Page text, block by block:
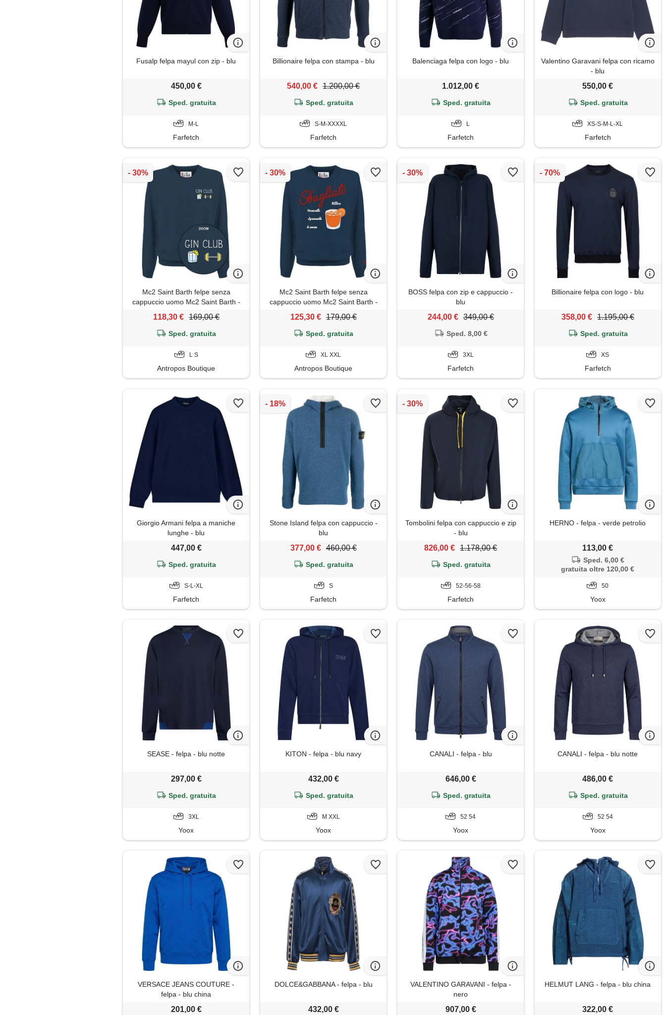
Fusalp felpa mayul con zip - blu
450,00 €
Sped. gratuita
M-L
Farfetch
Billionaire felpa con stampa - blu
540,00 € 1.200,00 €
Sped. gratuita
S-M-XXXXL
Farfetch
Balenciaga felpa con logo - blu
1.012,00 €
Sped. gratuita
L
Farfetch
Valentino Garavani felpa con ricamo
- blu
550,00 €
Sped. gratuita
XS-S-M-L-XL
Farfetch
Mc2 Saint Barth felpe senza
cappuccio uomo Mc2 Saint Barth -
118,30 € 169,00 €
Sped. gratuita
L S
Antropos Boutique
Mc2 Saint Barth felpe senza
cappuccio uomo Mc2 Saint Barth -
125,30 € 179,00 €
Sped. gratuita
XL XXL
Antropos Boutique
BOSS felpa con zip e cappuccio -
blu
244,00 € 349,00 €
Sped. 8,00 €
3XL
Farfetch
Billionaire felpa con logo - blu
358,00 € 1.195,00 €
Sped. gratuita
XS
Farfetch
Giorgio Armani felpa a maniche
lunghe - blu
447,00 €
Sped. gratuita
S-L-XL
Farfetch
Stone Island felpa con cappuccio -
blu
377,00 € 460,00 €
Sped. gratuita
S
Farfetch
Tombolini felpa con cappuccio e zip
- blu
826,00 € 1.178,00 €
Sped. gratuita
52-56-58
Farfetch
HERNO - felpa - verde petrolio
113,00 €
Sped. 6,00 €
gratuita oltre 120,00 €
50
Yoox
SEASE - felpa - blu notte
297,00 €
Sped. gratuita
3XL
Yoox
KITON - felpa - blu navy
432,00 €
Sped. gratuita
M XXL
Yoox
CANALI - felpa - blu
646,00 €
Sped. gratuita
52 54
Yoox
CANALI - felpa - blu notte
486,00 €
Sped. gratuita
52 54
Yoox
VERSACE JEANS COUTURE -
felpa - blu china
201,00 €
DOLCE&GABBANA - felpa - blu
432,00 €
VALENTINO GARAVANI - felpa -
nero
907,00 €
HELMUT LANG - felpa - blu china
322,00 €